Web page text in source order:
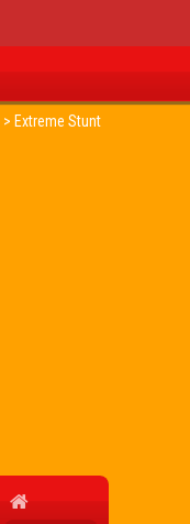
> Extreme Stunt